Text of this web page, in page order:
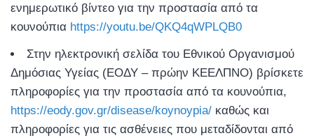
ενημερωτικό βίντεο για την προστασία από τα
κουνούπια https://youtu.be/QKQ4qWPLQB0
Στην ηλεκτρονική σελίδα του Εθνικού Οργανισμού
Δημόσιας Υγείας (ΕΟΔΥ – πρώην ΚΕΕΛΠΝΟ) βρίσκετε
πληροφορίες για την προστασία από τα κουνούπια,
https://eody.gov.gr/disease/koynoypia/ καθώς και
πληροφορίες για τις ασθένειες που μεταδίδονται από